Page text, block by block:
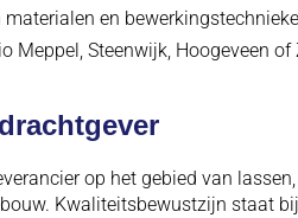
en
Meppel, Steenwijk, Hoogeveen of
op het gebied van
Kwaliteitsbewustzijn staat